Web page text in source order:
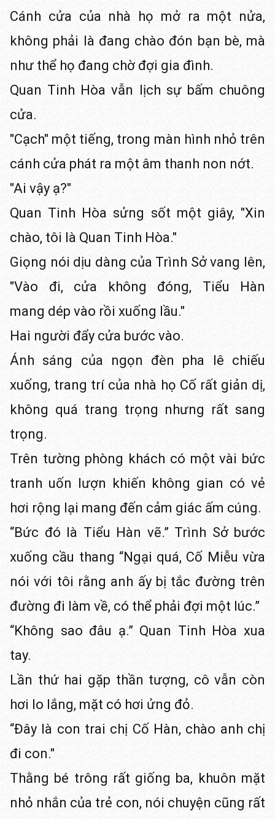
Cánh cửa của nhà họ mở ra một nửa,
không phải là đang chào đón bạn bè, mà
như thể họ đang chờ đợi gia đình.
Quan Tinh Hòa vẫn lịch sự bấm chuông
cửa.
"Cạch" một tiếng, trong màn hình nhỏ trên
cánh cửa phát ra một âm thanh non nớt.
"Ai vậy ạ?"
Quan Tinh Hòa sửng sốt một giây, "Xin
chào, tôi là Quan Tinh Hòa."
Giọng nói dịu dàng của Trình Sở vang lên,
"Vào đi, cửa không đóng, Tiểu Hàn
mang dép vào rồi xuống lầu."
Hai người đẩy cửa bước vào.
Ánh sáng của ngọn đèn pha lê chiếu
xuống, trang trí của nhà họ Cố rất giản dị,
không quá trang trọng nhưng rất sang
trọng.
Trên tường phòng khách có một vài bức
tranh uốn lượn khiến không gian có vẻ
hơi rộng lại mang đến cảm giác ấm cúng.
“Bức đó là Tiểu Hàn vẽ.” Trình Sở bước
xuống cầu thang “Ngại quá, Cố Miễu vừa
nói với tôi rằng anh ấy bị tắc đường trên
đường đi làm về, có thể phải đợi một lúc.”
“Không sao đâu ạ.” Quan Tinh Hòa xua
tay.
Lần thứ hai gặp thần tượng, cô vẫn còn
hơi lo lắng, mặt có hơi ửng đỏ.
“Đây là con trai chị Cố Hàn, chào anh chị
đi con."
Thằng bé trông rất giống ba, khuôn mặt
nhỏ nhắn của trẻ con, nói chuyện cũng rất